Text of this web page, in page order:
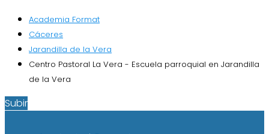
Academia Format
Cáceres
Jarandilla de la Vera
Centro Pastoral La Vera - Escuela parroquial en Jarandilla
de la Vera
Subir